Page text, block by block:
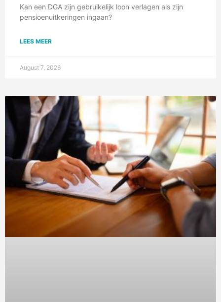
Kan een DGA zijn gebruikelijk loon verlagen als zijn
pensioenuitkeringen ingaan?
LEES MEER
August 7, 2026